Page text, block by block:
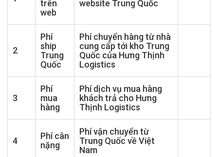
trên
web
website Trung Quốc
2
Phí
ship
Trung
Quốc
Phí chuyển hàng từ nhà
cung cấp tới kho Trung
Quốc của Hưng Thịnh
Logistics
3
Phí
mua
hàng
Phí dịch vụ mua hàng
khách trả cho Hưng
Thịnh Logistics
4
Phí cân
nặng
Phí vận chuyển từ
Trung Quốc về Việt
Nam